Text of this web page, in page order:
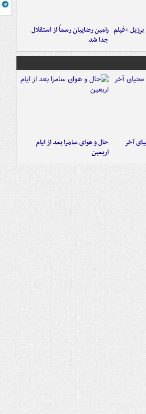
+فیلم رامین رضاییان رسماً از استقلال
جدا شد
آخر
حال و هوای سامرا بعد از ایام
اربعین